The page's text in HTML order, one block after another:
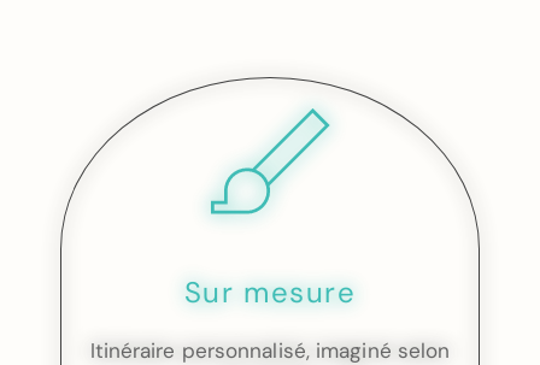
Sur mesure
Itinéraire personnalisé, imaginé selon